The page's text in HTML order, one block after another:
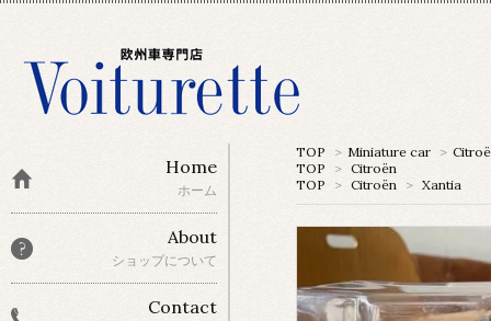
TOP > Miniature car >
TOP
> Citroën
TOP
> Citroën > Xantia
Home
ホーム
About
ショップについて
Contact